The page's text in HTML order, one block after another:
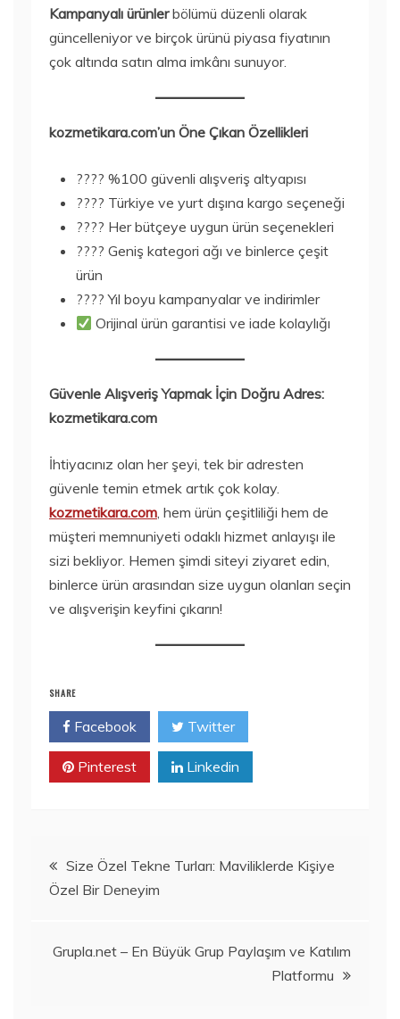
Kampanyalı ürünlerbölümü düzenli olarak
güncelleniyor ve birçok ürünü piyasa fiyatının
çok altında satın alma imkânı sunuyor.
kozmetikara.com’un Öne Çıkan Özellikleri
???? %100 güvenli alışveriş altyapısı
???? Türkiye ve yurt dışına kargo seçeneği
???? Her bütçeye uygun ürün seçenekleri
???? Geniş kategori ağı ve binlerce çeşit
ürün
???? Yıl boyu kampanyalar ve indirimler
Orijinal ürün garantisi ve iade kolaylığı
Güvenle Alışveriş Yapmak İçin Doğru Adres:
kozmetikara.com
İhtiyacınız olan her şeyi, tek bir adresten
güvenle temin etmek artık çok kolay.
kozmetikara.com , hem ürün çeşitliliği hem de
müşteri memnuniyeti odaklı hizmet anlayışı ile
sizi bekliyor. Hemen şimdi siteyi ziyaret edin,
binlerce ürün arasından size uygun olanları seçin
ve alışverişin keyfini çıkarın!
SHARE
Facebook Twitter
Pinterest Linkedin
Yazı
gezinmesi
Size Özel Tekne Turları: Maviliklerde Kişiye
Özel Bir Deneyim
Grupla.net – En Büyük Grup Paylaşım ve Katılım
Platformu